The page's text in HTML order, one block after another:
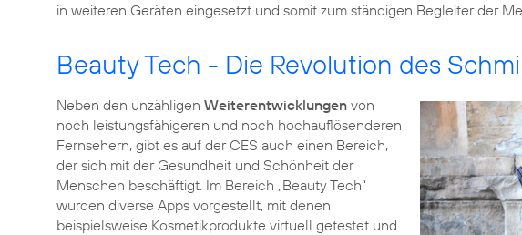
in weiteren Geräten eingesetzt und somit zum ständigen Begleiter der
Beauty Tech - Die Revolution des
Neben den unzähligen Weiterentwicklungen von
noch leistungsfähigeren und noch hochauflösenderen
Fernsehern, gibt es auf der CES auch einen Bereich,
der sich mit der Gesundheit und Schönheit der
Menschen beschäftigt. Im Bereich „Beauty Tech“
wurden diverse Apps vorgestellt, mit denen
beispielsweise Kosmetikprodukte virtuell getestet und